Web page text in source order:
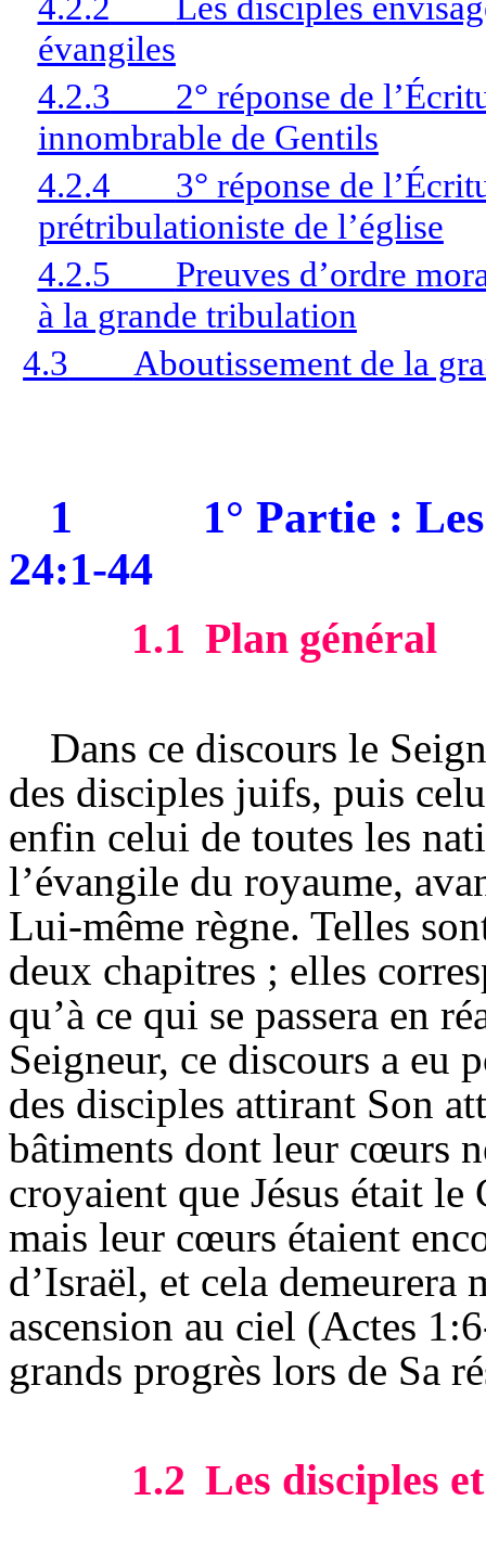
évangiles
4.2.3
2° réponse de
innombrable de Gentils
4.2.4
3° réponse de
prétribulationiste de l’église
4.2.5
Preuves d’ordre
à la grande tribulation
4.3
Aboutissement de la
1
1° Partie :
24:1-44
1.1 Plan général
Dans ce discours le
des disciples juifs, puis
enfin celui de toutes les
l’évangile du royaume,
Lui-même règne. Telles
deux chapitres ; elles
qu’à ce qui se passera en
Seigneur, ce discours a eu
des disciples attirant Son
bâtiments dont leur cœurs
croyaient que Jésus était
mais leur cœurs étaient
d’Israël, et cela demeurera
ascension au ciel (Actes
grands progrès lors de Sa
1.2 Les disciples